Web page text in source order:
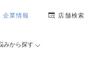
企業情報 店舗検索
みから探す